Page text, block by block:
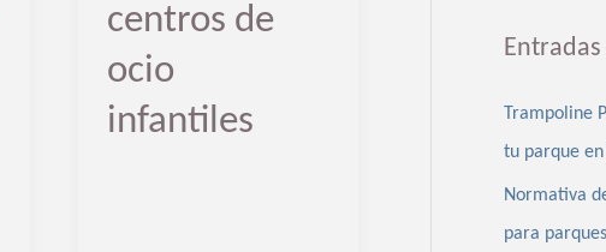
centros de
ocio
infantiles
a
r
Trampoline
tu parque
Normativa
para